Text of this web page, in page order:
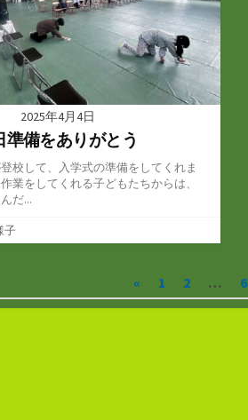
2025年4月4日
準備をありがとう
校して、入学式の準備をしてくれま
業をしてくれる子どもたちからは、
だ...
子
« 1 2 … 6